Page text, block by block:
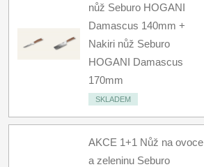
nůž Seburo HOGANI
Damascus 140mm +
Nakiri nůž Seburo
HOGANI Damascus
170mm
SKLADEM
AKCE 1+1 Nůž na ovoce
a zeleninu Seburo